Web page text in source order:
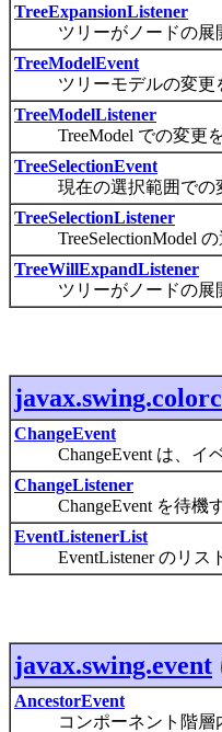
TreeExpansionListener
ツリーがノードの展開
TreeModelEvent
ツリーモデルの変更を
TreeModelListener
TreeModel での変更を
TreeSelectionEvent
現在の選択範囲での変
TreeSelectionListener
TreeSelectionModel の
TreeWillExpandListener
ツリーがノードの展開
ChangeEvent
ChangeEvent は、イベ
ChangeListener
ChangeEvent を待機す
EventListenerList
EventListener のリスト
javax.swing.event
AncestorEvent
コンポーネント階層内